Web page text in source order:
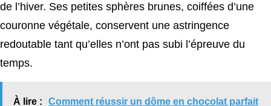
de l’hiver. Ses petites sphères brunes, coiffées d’une
couronne végétale, conservent une astringence
redoutable tant qu’elles n’ont pas subi l’épreuve du
temps.
À lire : Comment réussir un dôme en chocolat parfait